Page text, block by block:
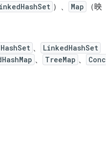
）、 Map
（映
HashSet 、 LinkedHashSet
、 TreeMap 、
Conc